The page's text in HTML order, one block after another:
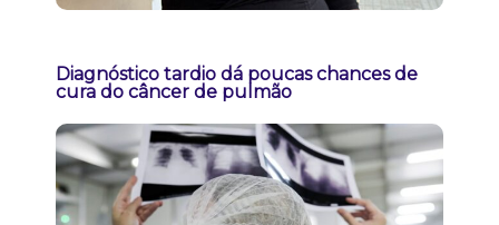
Diagnóstico tardio dá poucas chances de
cura do câncer de pulmão